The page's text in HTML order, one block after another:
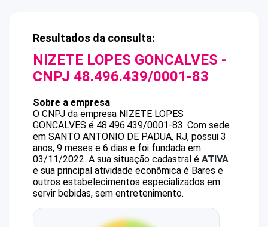
Resultados da consulta:
NIZETE LOPES GONCALVES -
CNPJ 48.496.439/0001-83
Sobre a empresa
O CNPJ da empresa NIZETE LOPES
GONCALVES é 48.496.439/0001-83. Com sede
em SANTO ANTONIO DE PADUA, RJ, possui 3
anos, 9 meses e 6 dias e foi fundada em
03/11/2022. A sua situação cadastral é ATIVA
e sua principal atividade econômica é Bares e
outros estabelecimentos especializados em
servir bebidas, sem entretenimento.